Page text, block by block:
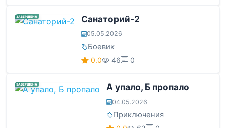
ЗАВЕРШЕНА Санаторий-2
05.05.2026
Боевик
0.0 46 0
ЗАВЕРШЕНА А упало, Б пропало
04.05.2026
Приключения